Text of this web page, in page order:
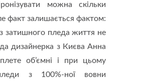
можна скільки
факт залишається фактом:
затишного пледа життя не
дизайнерка з Києва Анна
об’ємні і при цьому
з 100%-ної вовни